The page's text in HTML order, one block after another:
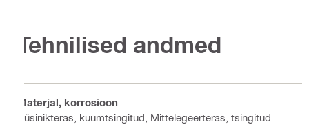
Tehnilised andmed
Materjal, korrosioon
Süsinikteras, kuumtsingitud, Mittelegeerteras, tsingitud